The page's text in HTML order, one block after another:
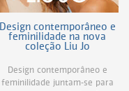
Design contemporâneo e
feminilidade na nova
coleção Liu Jo
Design contemporâneo e
feminilidade juntam-se para